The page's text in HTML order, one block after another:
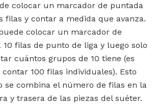
colocar un marcador de puntada
filas y contar a medida que avanza.
colocar un marcador de
10 filas de punto de liga y luego solo
cuántos grupos de 10 tiene (es
100 filas individuales). Esto
se combina el número de filas en la
y trasera de las piezas del suéter.